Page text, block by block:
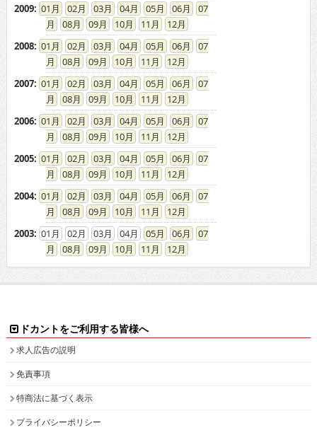
2009: 01 02 03 04 05 06
07
08
09 10 11
12
2008: 01 02 03 04 05 06
07
08
09 10 11
12
2007: 01 02 03 04 05 06
07
08
09 10 11
12
2006: 01 02 03 04 05 06
07
08
09 10 11
12
2005: 01 02 03 04 05 06
07
08
09 10 11
12
2004: 01 02 03 04 05 06
07
08
09 10 11
12
2003: 01 02 03 04 05 06
07
08
09 10 11 12
ドカントをご利用する皆様へ
求人広告の説明
免責事項
特商法に基づく表示
プライバシーポリシー